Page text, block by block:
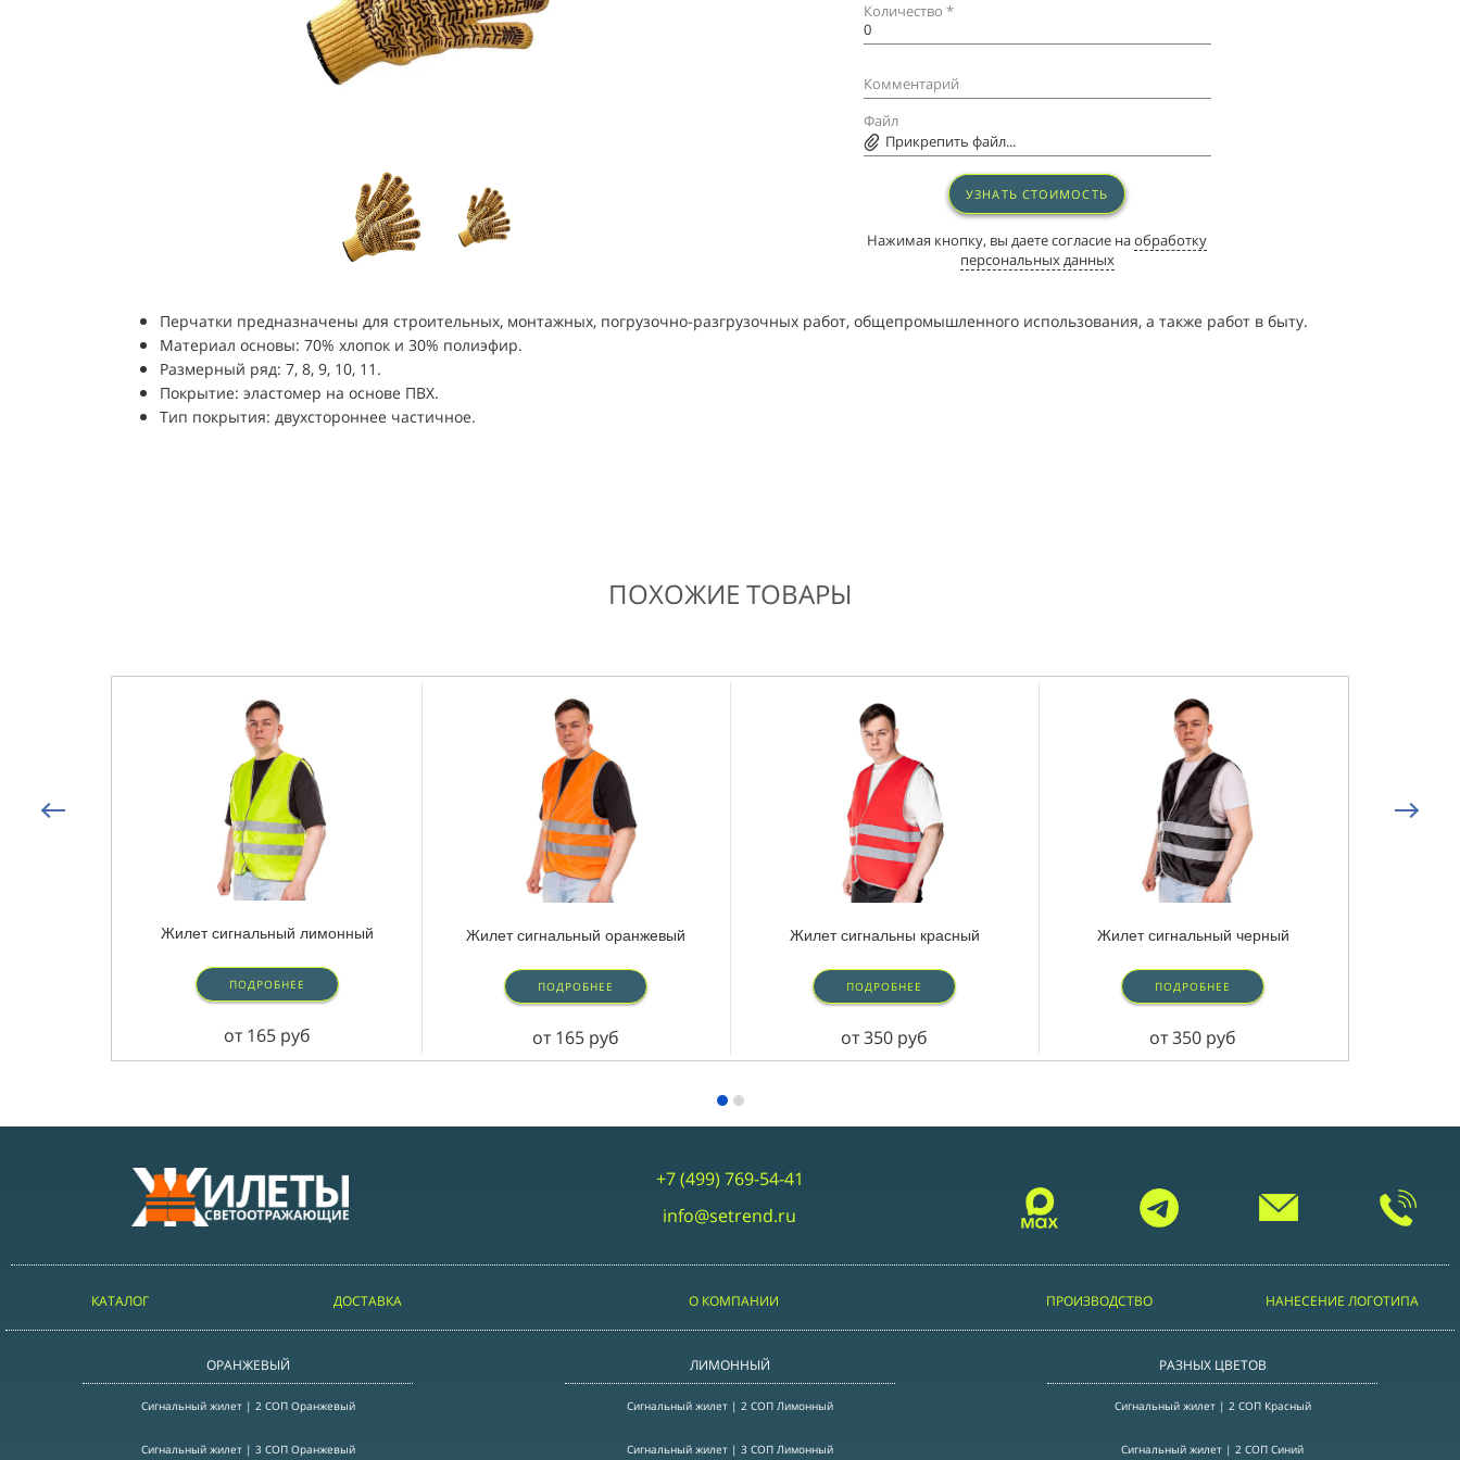
Количество *
Комментарий
Файл
Прикрепить файл...
УЗНАТЬ СТОИМОСТЬ
Нажимая кнопку, вы даете согласие наобработку
персональных данных
Перчатки предназначены для строительных, монтажных, погрузочно-разгрузочных работ, общепромышленного использования, а также работ в быту.
Материал основы: 70% хлопок и 30% полиэфир.
Размерный ряд: 7, 8, 9, 10, 11.
Покрытие: эластомер на основе ПВХ.
Тип покрытия: двухстороннее частичное.
ПОХОЖИЕ ТОВАРЫ
Жилет сигнальный лимонный
ПОДРОБНЕЕ
от 165 руб
Жилет сигнальный оранжевый
ПОДРОБНЕЕ
от 165 руб
Жилет сигнальны красный
ПОДРОБНЕЕ
от 350 руб
Жилет сигнальный черный
ПОДРОБНЕЕ
от 350 руб
+7 (499) 769-54-41
info@setrend.ru
КАТАЛОГ ДОСТАВКА О КОМПАНИИ ПРОИЗВОДСТВО НАНЕСЕНИЕ ЛОГОТИПА
ОРАНЖЕВЫЙ
Сигнальный жилет | 2 СОП Оранжевый
Сигнальный жилет | 3 СОП Оранжевый
ЛИМОННЫЙ
Сигнальный жилет | 2 СОП Лимонный
Сигнальный жилет | 3 СОП Лимонный
РАЗНЫХ ЦВЕТОВ
Сигнальный жилет | 2 СОП Красный
Сигнальный жилет | 2 СОП Синий